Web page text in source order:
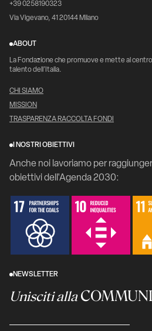
+39 0258190323
Via Vigevano, 41 20144 Milano
ABOUT
La Fondazione che promuove e mette al
talento dell’Italia.
CHI SIAMO
MISSION
TRASPARENZA RACCOLTA FONDI
I NOSTRI OBIETTIVI
Anche noi lavoriamo per
obiettivi dell'Agenda 2030:
NEWSLETTER
Unisciti alla